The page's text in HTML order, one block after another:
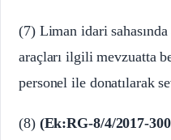
(7) Liman idari
araçları ilgili mevzuatta
personel ile donatılarak
(8) (Ek:RG-8/4/2017-